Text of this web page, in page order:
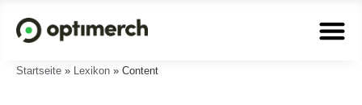
Startseite » Lexikon » Content